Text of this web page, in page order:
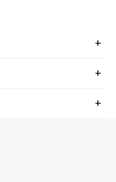
+
+
+